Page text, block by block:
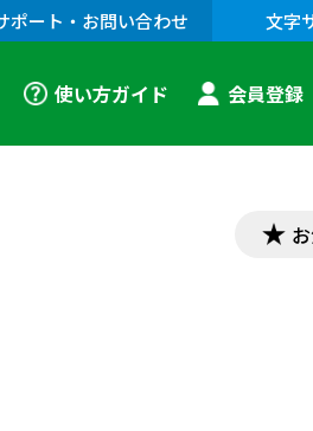
ポート・お問い合わせ 文字
使い方ガイド 会員登録